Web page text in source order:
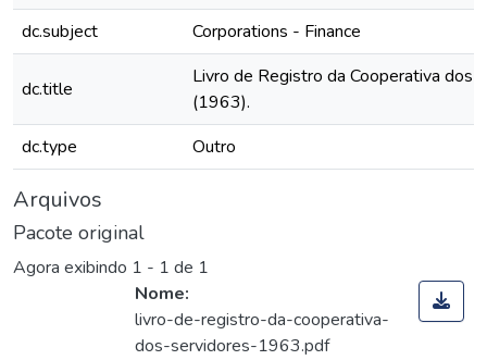
dc.subject
Corporations - Finance
dc.title
Livro de Registro da Cooperativa dos
(1963).
dc.type
Outro
Arquivos
Pacote original
Agora exibindo 1 - 1 de 1
Nome:
livro-de-registro-da-cooperativa-
dos-servidores-1963.pdf